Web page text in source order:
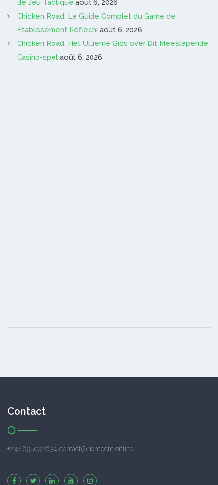
de Jeu Tactique août 6, 2026
Chicken Road: Le Guide Complet du Game de
Établissement Réfléchi août 6, 2026
Chicken Road: Het Ultieme Gids over Dit Meeslepende
Casino-spel août 6, 2026
Contact
+237 695032634 contact@homecm.online